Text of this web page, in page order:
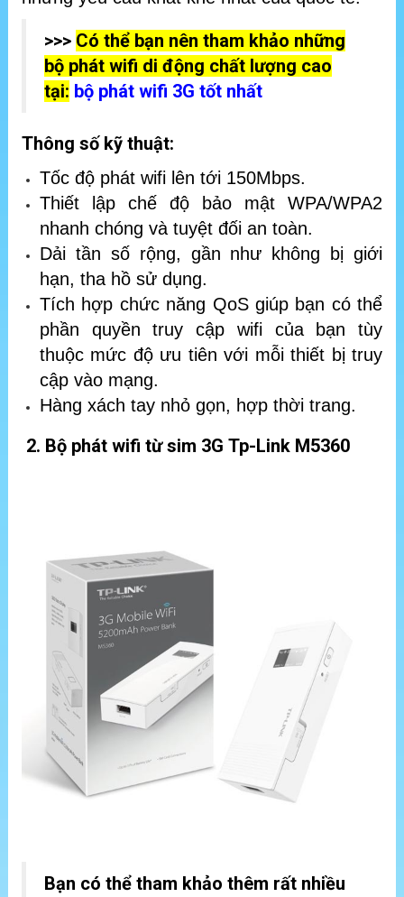
>>> Có thể bạn nên tham khảo những
bộ phát wifi di động chất lượng cao
tại: bộ phát wifi 3G tốt nhất
Thông số kỹ thuật:
Tốc độ phát wifi lên tới 150Mbps.
Thiết lập chế độ bảo mật WPA/WPA2
nhanh chóng và tuyệt đối an toàn.
Dải tần số rộng, gần như không bị giới
hạn, tha hồ sử dụng.
Tích hợp chức năng QoS giúp bạn có thể
phần quyền truy cập wifi của bạn tùy
thuộc mức độ ưu tiên với mỗi thiết bị truy
cập vào mạng.
Hàng xách tay nhỏ gọn, hợp thời trang.
2. Bộ phát wifi từ sim 3G Tp-Link M5360
Bạn có thể tham khảo thêm rất nhiều